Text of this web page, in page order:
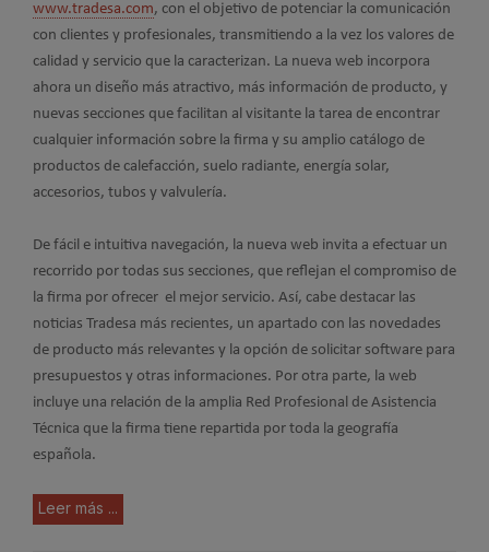
www.tradesa.com, con el objetivo de potenciar la comunicación
con clientes y profesionales, transmitiendo a la vez los valores de
calidad y servicio que la caracterizan. La nueva web incorpora
ahora un diseño más atractivo, más información de producto, y
nuevas secciones que facilitan al visitante la tarea de encontrar
cualquier información sobre la firma y su amplio catálogo de
productos de calefacción, suelo radiante, energía solar,
accesorios, tubos y valvulería.
De fácil e intuitiva navegación, la nueva web invita a efectuar un
recorrido por todas sus secciones, que reflejan el compromiso de
la firma por ofrecer el mejor servicio. Así, cabe destacar las
noticias Tradesa más recientes, un apartado con las novedades
de producto más relevantes y la opción de solicitar software para
presupuestos y otras informaciones. Por otra parte, la web
incluye una relación de la amplia Red Profesional de Asistencia
Técnica que la firma tiene repartida por toda la geografía
española.
Leer más ...